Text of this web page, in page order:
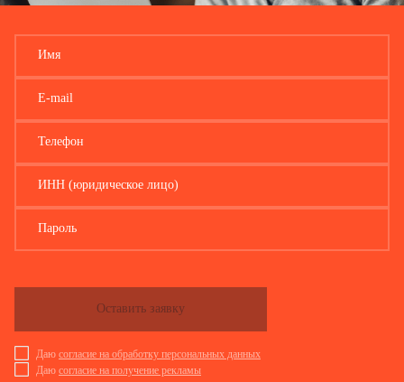
Имя
E-mail
Телефон
ИНН (юридическое лицо)
Пароль
Даю согласие на обработку персональных данных
Даю согласие на получение рекламы
Оставить заявку